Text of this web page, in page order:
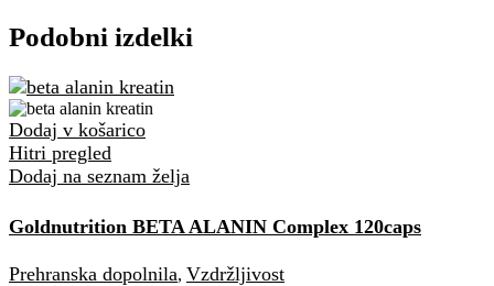
Podobni izdelki
Dodaj v košarico
Hitri pregled
Dodaj na seznam želja
Goldnutrition BETA ALANIN Complex 120caps
Prehranska dopolnila, Vzdržljivost